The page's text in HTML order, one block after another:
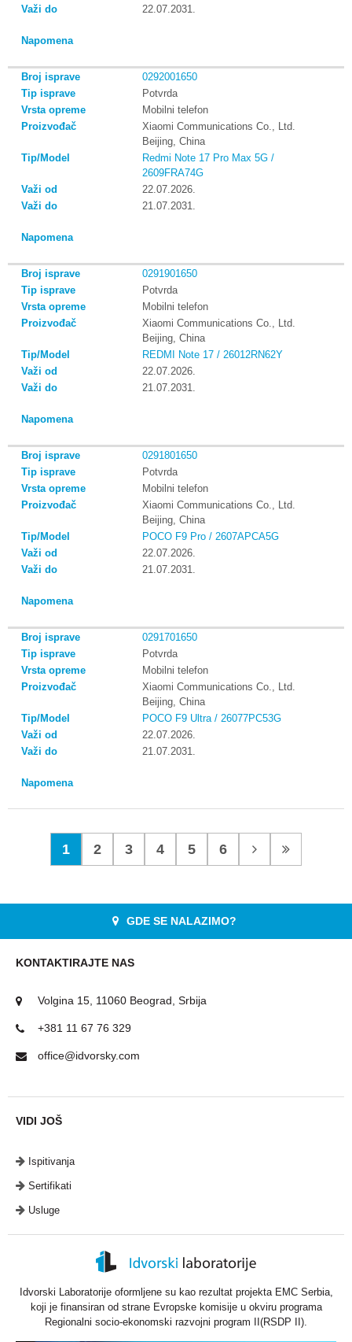
22.07.2031.
0292001650
Potvrda
Mobilni telefon
Xiaomi Communications Co., Ltd.
Beijing, China
Redmi Note 17 Pro Max 5G /
2609FRA74G
22.07.2026.
21.07.2031.
0291901650
Potvrda
Mobilni telefon
Xiaomi Communications Co., Ltd.
Beijing, China
REDMI Note 17 / 26012RN62Y
22.07.2026.
21.07.2031.
0291801650
Potvrda
Mobilni telefon
Xiaomi Communications Co., Ltd.
Beijing, China
POCO F9 Pro / 2607APCA5G
22.07.2026.
21.07.2031.
0291701650
Potvrda
Mobilni telefon
Xiaomi Communications Co., Ltd.
Beijing, China
POCO F9 Ultra / 26077PC53G
22.07.2026.
21.07.2031.
1 2 3 4 5 6
GDE SE NALAZIMO?
VIDI JOŠ
Ispitivanja
Sertifikati
Usluge
Idvorski Laboratorije oformljene su kao rezultat projekta EMC Serbia,
koji je finansiran od strane Evropske komisije u okviru programa
Regionalni socio-ekonomski razvojni program II(RSDP II).
KONTAKTIRAJTE NAS
Volgina 15, 11060 Beograd, Srbija
+381 11 67 76 329
office@idvorsky.com